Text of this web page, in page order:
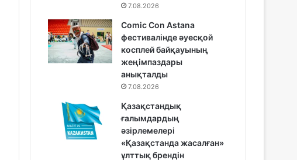
7.08.2026
Comic Con Astana
фестивалінде әуесқой
косплей байқауының
жеңімпаздары
анықталды
7.08.2026
Қазақстандық
ғалымдардың
әзірлемелері
«Қазақстанда жасалған»
ұлттық брендін